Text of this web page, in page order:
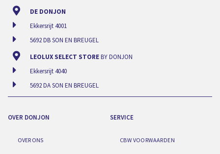
DE DONJON
Ekkersrijt 4001
5692 DB SON EN BREUGEL
LEOLUX SELECT STOREBY DONJON
Ekkersrijt 4040
5692 DA SON EN BREUGEL
OVER DONJON
OVER ONS
SERVICE
CBW VOORWAARDEN